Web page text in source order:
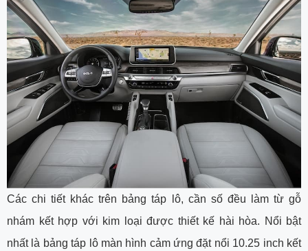
Các chi tiết khác trên bảng táp lô, cần số đều làm từ gỗ
nhám kết hợp với kim loại được thiết kế hài hòa. Nổi bật
nhất là bảng táp lô màn hình cảm ứng đặt nổi 10.25 inch kết